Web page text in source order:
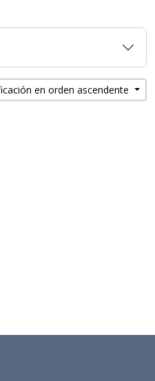
en orden ascendente